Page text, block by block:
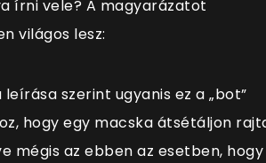
írni vele? A magyarázatot
világos lesz:
szerint ugyanis ez a „bot”
hogy egy macska átsétáljon
mégis az ebben az esetben,